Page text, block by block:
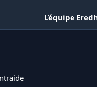
L’équipe